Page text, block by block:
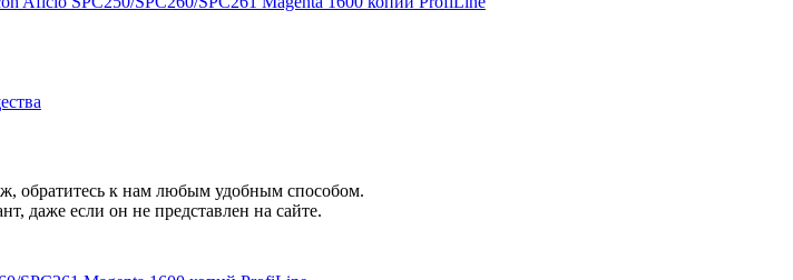
обратитесь к нам любым удобным способом.
даже если он не представлен на сайте.